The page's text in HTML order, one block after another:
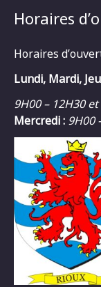
Horaires
Horaires
Lundi, Mardi,
9H00 – 12H30
Mercredi : 9H00